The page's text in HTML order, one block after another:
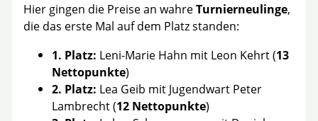
Hier gingen die Preise an wahreTurnierneulinge,
die das erste Mal auf dem Platz standen:
1. Platz: Leni-Marie Hahn mit Leon Kehrt (13
Nettopunkte)
2. Platz: Lea Geib mit Jugendwart Peter
Lambrecht (12 Nettopunkte)